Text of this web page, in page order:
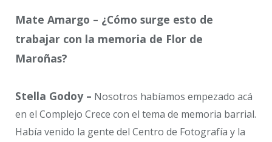
Mate Amargo – ¿Cómo surge esto de
trabajar con la memoria de Flor de
Maroñas?
Stella Godoy – Nosotros habíamos empezado acá
en el Complejo Crece con el tema de memoria barrial.
Había venido la gente del Centro de Fotografía y la